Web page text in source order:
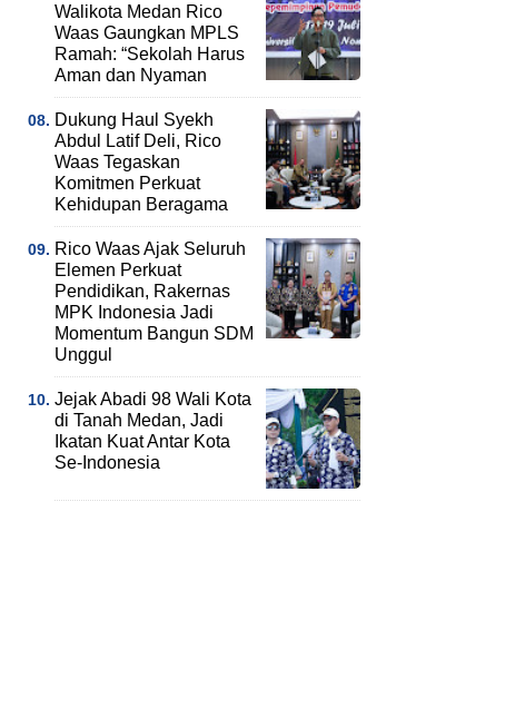
Walikota Medan Rico
Waas Gaungkan MPLS
Ramah: “Sekolah Harus
Aman dan Nyaman
Dukung Haul Syekh
Abdul Latif Deli, Rico
Waas Tegaskan
Komitmen Perkuat
Kehidupan Beragama
Rico Waas Ajak Seluruh
Elemen Perkuat
Pendidikan, Rakernas
MPK Indonesia Jadi
Momentum Bangun SDM
Unggul
Jejak Abadi 98 Wali Kota
di Tanah Medan, Jadi
Ikatan Kuat Antar Kota
Se-Indonesia